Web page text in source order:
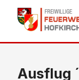
Ausflug